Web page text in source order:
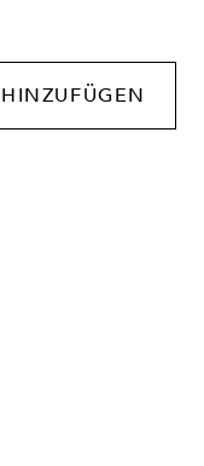
HINZUFÜGEN